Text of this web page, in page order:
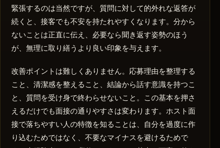
緊張するのは当然ですが、質問に対して的外れな返答が
続くと、接客でも不安を持たれやすくなります。分から
ないことは正直に伝え、必要なら聞き返す姿勢のほう
が、無理に取り繕うより良い印象を与えます。
改善ポイントは難しくありません。応募理由を整理する
こと、清潔感を整えること、結論から話す意識を持つこ
と、質問を受け身で終わらせないこと。この基本を押さ
えるだけでも面接の通りやすさは変わります。ホスト面
接で落ちやすい人の特徴を知ることは、自分を過度に作
り込むためではなく、不要なマイナスを避けるためで